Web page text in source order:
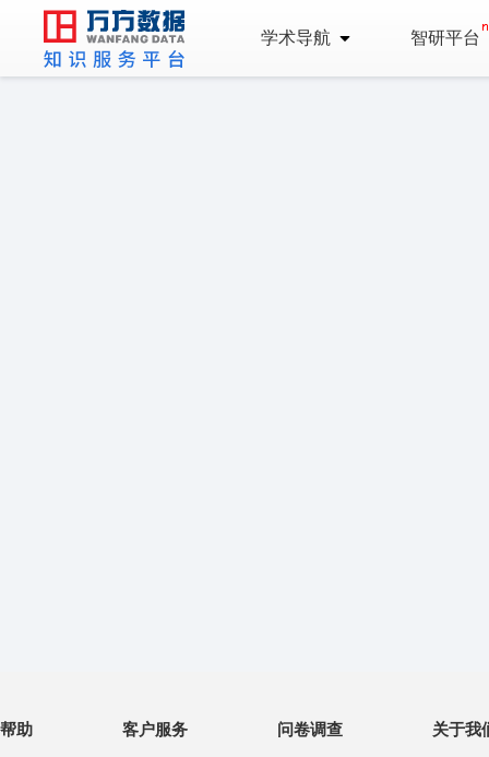
学术导航 智研平台
帮助 客户服务 问卷调查 关于我